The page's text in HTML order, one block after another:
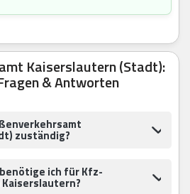
Kaiserslautern (Stadt):
& Antworten
zuständig?
ich für Kfz-